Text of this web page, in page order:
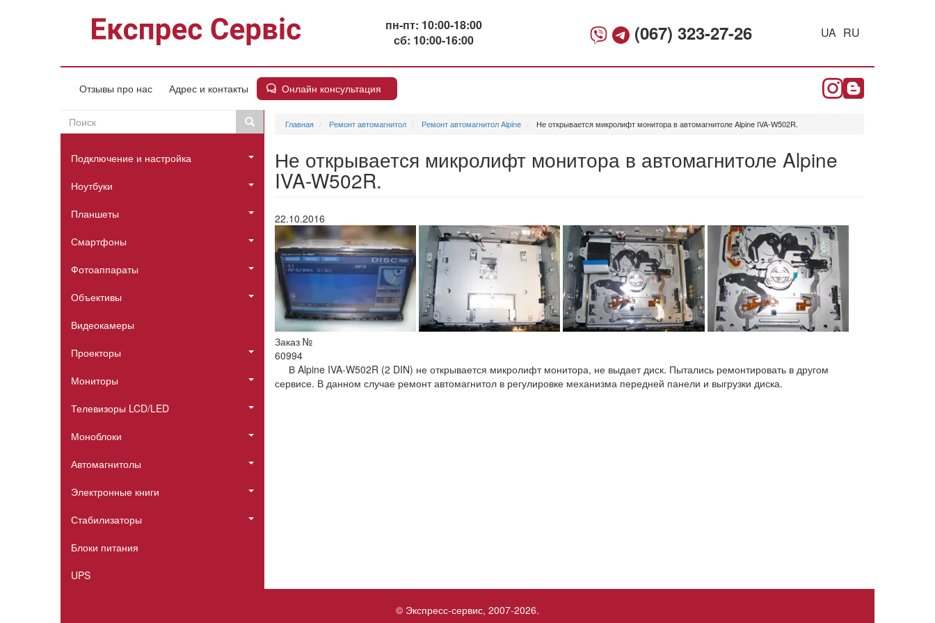
пн-пт: 10:00-18:00
сб: 10:00-16:00
(067) 323-27-26 UA RU
Отзывы про нас Адрес и контакты Онлайн консультация
Пошукова
форма
Поиск Поиск
Головне
меню
Подключение и настройка
Ноутбуки
Планшеты
Смартфоны
Фотоаппараты
Объективы
Видеокамеры
Проекторы
Мониторы
Телевизоры LCD/LED
Моноблоки
Автомагнитолы
Электронные книги
Стабилизаторы
Блоки питания
UPS
Главная Ремонт автомагнитол Ремонт автомагнитол Alpine Не открывается микролифт монитора в автомагнитоле Alpine IVA-W502R.
Не открывается микролифт монитора в автомагнитоле Alpine
IVA-W502R.
22.10.2016
Заказ №
60994
В Alpine IVA-W502R (2 DIN) не открывается микролифт монитора, не выдает диск. Пытались ремонтировать в другом
сервисе. В данном случае ремонт автомагнитол в регулировке механизма передней панели и выгрузки диска.
© Экспресс-сервис, 2007-2026.